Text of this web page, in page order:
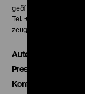
geöffnet 30 Minuten
Tel. + 49 30 20304-770
zeughauskino@dhm.de
Autor*innen
Presse
Kontakt